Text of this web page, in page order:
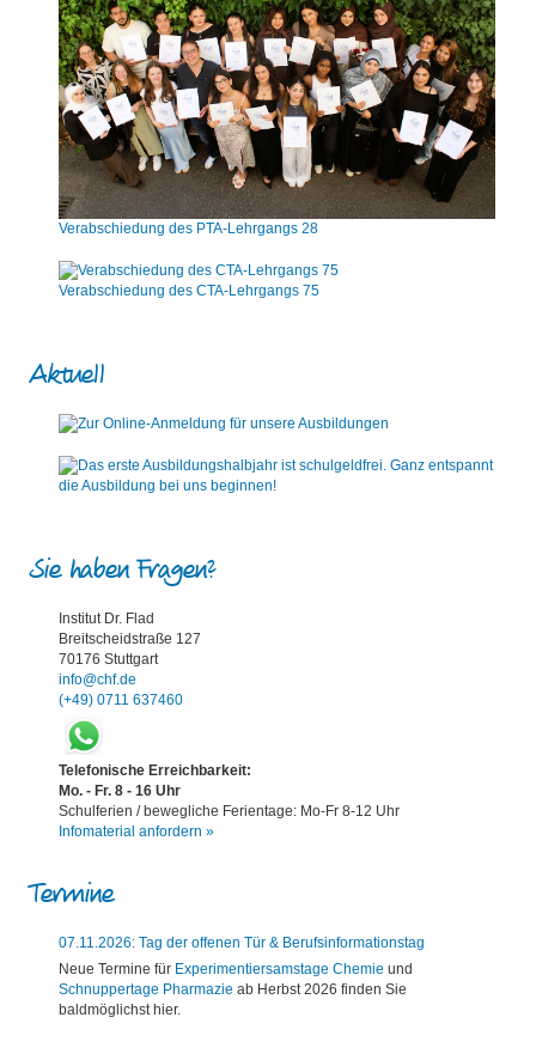
Verabschiedung des PTA-Lehrgangs 28
Verabschiedung des CTA-Lehrgangs 75
Aktuell
Sie haben Fragen?
Institut Dr. Flad
Breitscheidstraße 127
70176 Stuttgart
info@chf.de
(+49) 0711 637460
Telefonische Erreichbarkeit:
Mo. - Fr. 8 - 16 Uhr
Schulferien / bewegliche Ferientage: Mo-Fr 8-12 Uhr
Infomaterial anfordern »
Termine
07.11.2026: Tag der offenen Tür & Berufsinformationstag
Neue Termine für Experimentiersamstage Chemie und
Schnuppertage Pharmazie ab Herbst 2026 finden Sie
baldmöglichst hier.